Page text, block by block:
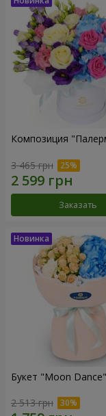
Композиция
3 465 грн
Заказать
Букет "Moon Dance"
2 513 грн